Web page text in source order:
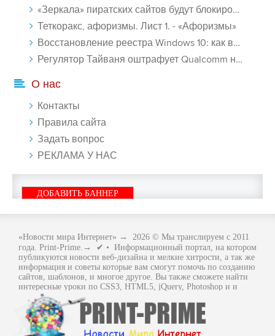
«Зеркала» пиратских сайтов будут блокироваться! - «Интернет»
Теткоракс, афоризмы. Лист 1. - «Афоризмы»
Восстановление реестра Windows 10: как восстановить реестр Виндовс 10 - «Windows»
Регулятор Тайваня оштрафует Qualcomm на $774 млн - «Новости сети»
О нас
Контакты
Правила сайта
Задать вопрос
РЕКЛАМА У НАС
ДОБАВИТЬ БАННЕР
«Новости мира Интернет» → 2026 © Мы транслируем с 2011
года. Print-Prime.→ ✔ • Информационный портал, на котором
публикуются новости веб-дизайна и мелкие хитрости, а так же
информация и советы которые вам смогут помочь по созданию
сайтов, шаблонов, и многое другое. Вы также сможете найти
интересные уроки по CSS3, HTML5, jQuery, Photoshop и и
многое другое, интересное, с интернет мира. Вся информация
размещенная на сайте предназначена исключительно в
ознакомительных целях и ошибки в учении не кто не отменял
.. Как говориться - "Не бойся, когда не знаешь: страшно, когда